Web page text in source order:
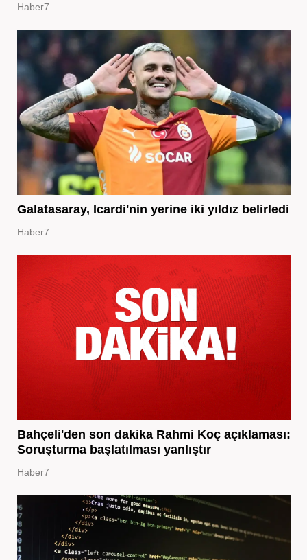
Haber7
Galatasaray, Icardi'nin yerine iki yıldız belirledi
Haber7
Bahçeli'den son dakika Rahmi Koç açıklaması:
Soruşturma başlatılması yanlıştır
Haber7